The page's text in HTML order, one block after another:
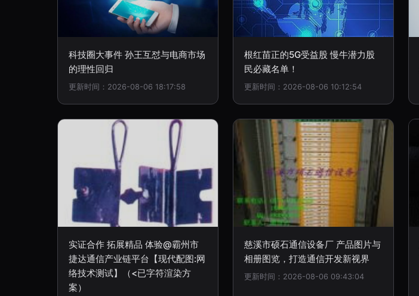
科技圈大事件 孙王互怼与电商市场
的理性回归
更新时间：2026-08-06 18:17:58
根红苗正的5G受益股 慢牛潜力股
民必藏名单！
更新时间：2026-08-06 10:12:54
实证合作 拓展精品 体验@霸州市
捷达通信产业链平台【现代配图:网
络技术测试】（<已字符渲染方
案）
慈溪市硕石通信设备厂 产品图片与
相册图览，打造通信开发新视界
更新时间：2026-08-06 09:43:04